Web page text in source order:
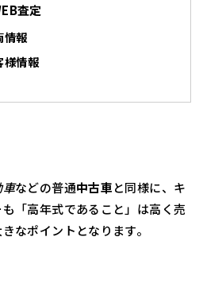
査定
情報
様情報
車などの普通中古車と同様に、キ
「高年式であること」は高く売
なポイントとなります。